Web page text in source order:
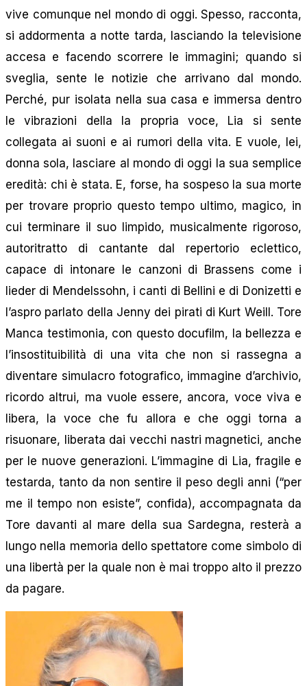
vive comunque nel mondo di oggi. Spesso, racconta,
si addormenta a notte tarda, lasciando la televisione
accesa e facendo scorrere le immagini; quando si
sveglia, sente le notizie che arrivano dal mondo.
Perché, pur isolata nella sua casa e immersa dentro
le vibrazioni della la propria voce, Lia si sente
collegata ai suoni e ai rumori della vita. E vuole, lei,
donna sola, lasciare al mondo di oggi la sua semplice
eredità: chi è stata. E, forse, ha sospeso la sua morte
per trovare proprio questo tempo ultimo, magico, in
cui terminare il suo limpido, musicalmente rigoroso,
autoritratto di cantante dal repertorio eclettico,
capace di intonare le canzoni di Brassens come i
lieder di Mendelssohn, i canti di Bellini e di Donizetti e
l’aspro parlato della Jenny dei pirati di Kurt Weill. Tore
Manca testimonia, con questo docufilm, la bellezza e
l’insostituibilità di una vita che non si rassegna a
diventare simulacro fotografico, immagine d’archivio,
ricordo altrui, ma vuole essere, ancora, voce viva e
libera, la voce che fu allora e che oggi torna a
risuonare, liberata dai vecchi nastri magnetici, anche
per le nuove generazioni. L’immagine di Lia, fragile e
testarda, tanto da non sentire il peso degli anni (“per
me il tempo non esiste”, confida), accompagnata da
Tore davanti al mare della sua Sardegna, resterà a
lungo nella memoria dello spettatore come simbolo di
una libertà per la quale non è mai troppo alto il prezzo
da pagare.